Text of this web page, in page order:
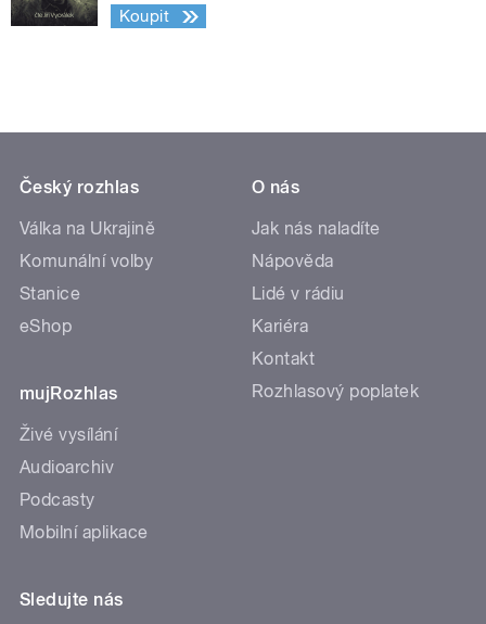
Koupit
Český rozhlas
Válka na Ukrajině
Komunální volby
Stanice
eShop
mujRozhlas
Živé vysílání
Audioarchiv
Podcasty
Mobilní aplikace
O nás
Jak nás naladíte
Nápověda
Lidé v rádiu
Kariéra
Kontakt
Rozhlasový poplatek
Sledujte nás